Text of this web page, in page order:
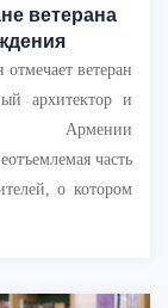
ветерана
ветеран
архитектор и
Армении
часть
о котором